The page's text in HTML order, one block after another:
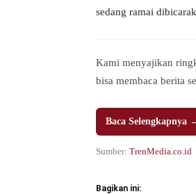
sedang ramai
Kami menyajikan
bisa membaca berita
Baca Selengkapnya
Sumber: TrenMedia.co.id
Bagikan ini: